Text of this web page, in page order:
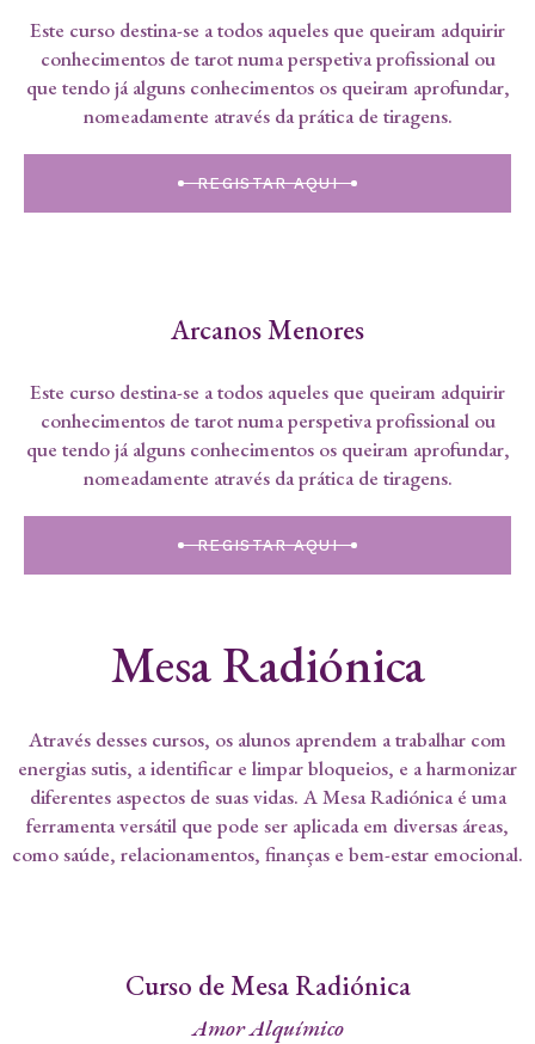
Este curso destina-se a todos aqueles que queiram adquirir
conhecimentos de tarot numa perspetiva profissional ou
que tendo já alguns conhecimentos os queiram aprofundar,
nomeadamente através da prática de tiragens.
REGISTAR AQUI
Arcanos Menores
Este curso destina-se a todos aqueles que queiram adquirir
conhecimentos de tarot numa perspetiva profissional ou
que tendo já alguns conhecimentos os queiram aprofundar,
nomeadamente através da prática de tiragens.
REGISTAR AQUI
Mesa Radiónica
Através desses cursos, os alunos aprendem a trabalhar com
energias sutis, a identificar e limpar bloqueios, e a harmonizar
diferentes aspectos de suas vidas. A Mesa Radiónica é uma
ferramenta versátil que pode ser aplicada em diversas áreas,
como saúde, relacionamentos, finanças e bem-estar emocional.
Curso de Mesa Radiónica
Amor Alquímico